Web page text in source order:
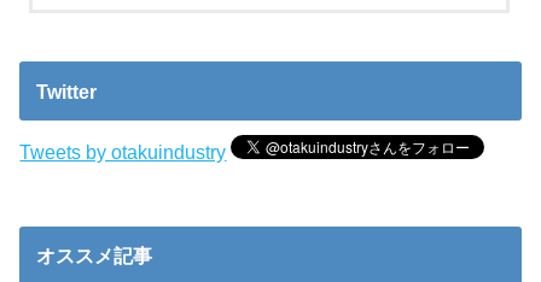
Twitter
Tweets by otakuindustry
オススメ記事